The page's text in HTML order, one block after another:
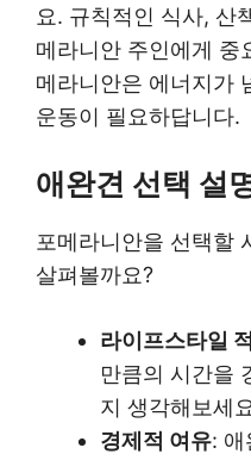
요. 규칙적인 식사, 산
메라니안 주인에게 중
메라니안은 에너지가
운동이 필요하답니다.
애완견 선택 설
포메라니안을 선택할
살펴볼까요?
라이프스타일
만큼의 시간을
지 생각해보세
경제적 여유: 애